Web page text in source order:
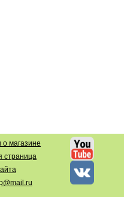
магазине
страница